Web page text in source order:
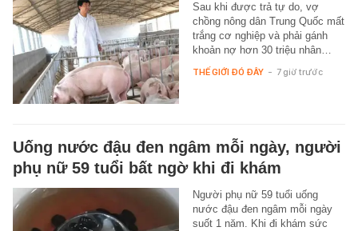
Sau khi được trả tự do, vợ
chồng nông dân Trung Quốc mất
trắng cơ nghiệp và phải gánh
khoản nợ hơn 30 triệu nhân…
THẾ GIỚI ĐÓ ĐÂY - 7 giờ trước
Uống nước đậu đen ngâm mỗi ngày, người
phụ nữ 59 tuổi bất ngờ khi đi khám
Người phụ nữ 59 tuổi uống
nước đậu đen ngâm mỗi ngày
suốt 1 năm. Khi đi khám sức